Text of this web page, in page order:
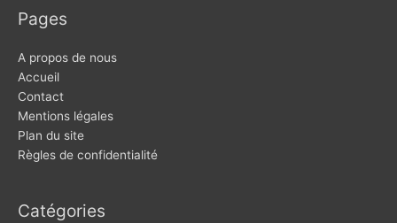
Pages
A propos de nous
Accueil
Contact
Mentions légales
Plan du site
Règles de confidentialité
Catégories